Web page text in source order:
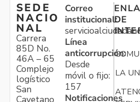
SEDE
NACIO
NAL
Carrera
85D No.
46A – 65
Complejo
logístico
San
Correo
institucional:
Línea
anticorrupción:
Desde
móvil o fijo:
157
Notificaciones
DE
LA